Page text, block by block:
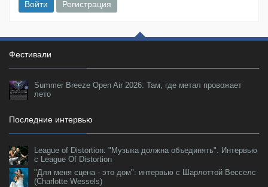
Войти Регистрация
Фестивали
Summer Breeze Open Air 2026: Там, где метал провожает
лето
Последние интервью
League of Distortion: "Музыка должна объединять". Интервью
с League Of Distortion
"Для меня сцена - это дом": интервью с Шарлоттой Весселс
(Charlotte Wessels)